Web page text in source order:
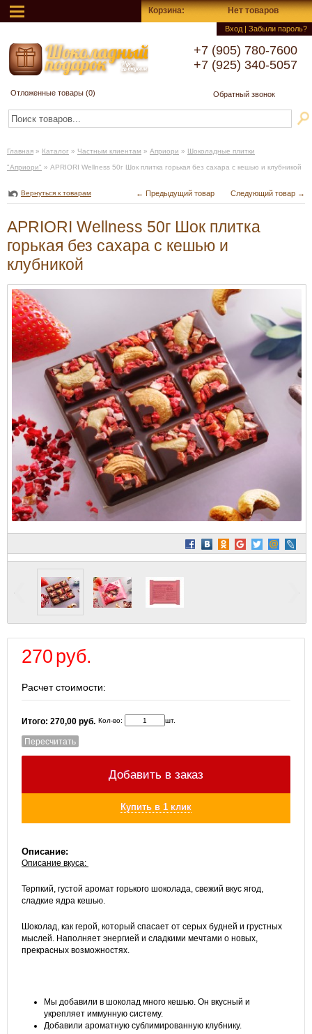
Вход | Забыли пароль?
Корзина: Нет товаров
+7 (905) 780-7600
+7 (925) 340-5057
Отложенные товары (0) Обратный звонок
Главная » Каталог » Частным клиентам » Априори » Шоколадные плитки
"Априори" » APRIORI Wellness 50г Шок плитка горькая без сахара с кешью и клубникой
Вернуться к товарам ← Предыдущий товар Следующий товар →
APRIORI Wellness 50г Шок плитка
горькая без сахара с кешью и
клубникой
270руб.
Расчет стоимости:
Итого: 270,00 руб. Кол-во: шт.
Пересчитать
Добавить в заказ
Купить в 1 клик
Описание:
Описание вкуса:
Терпкий, густой аромат горького шоколада, свежий вкус ягод,
сладкие ядра кешью.
Шоколад, как герой, который спасает от серых будней и грустных
мыслей. Наполняет энергией и сладкими мечтами о новых,
прекрасных возможностях.
Мы добавили в шоколад много кешью. Он вкусный и
укрепляет иммунную систему.
Добавили ароматную сублимированную клубнику.